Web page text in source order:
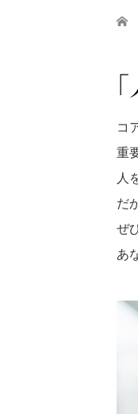
コ
重
人
だ
ぜ
あ